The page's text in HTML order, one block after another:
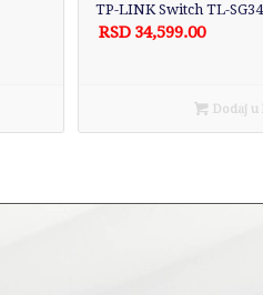
TP-LINK Switch TL-
RSD 34,599.00
Dodaj u